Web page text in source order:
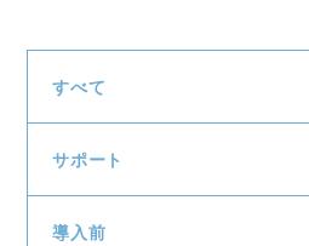
すべて
サポート
導入前